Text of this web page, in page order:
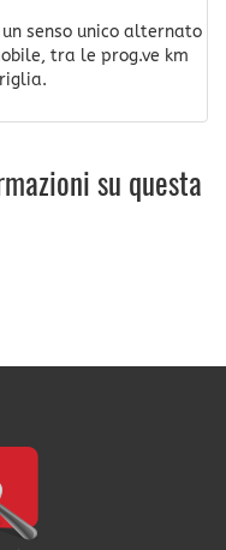
senso unico alternato
tra le prog.ve km
su questa